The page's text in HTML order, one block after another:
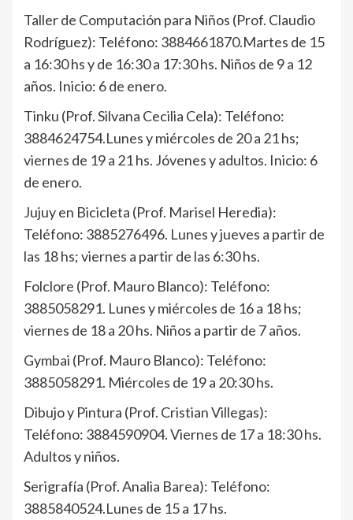
Taller de Computación para Niños (Prof. Claudio
Rodríguez): Teléfono: 3884661870.Martes de 15
a 16:30 hs y de 16:30 a 17:30 hs. Niños de 9 a 12
años. Inicio: 6 de enero.
Tinku (Prof. Silvana Cecilia Cela): Teléfono:
3884624754.Lunes y miércoles de 20 a 21 hs;
viernes de 19 a 21 hs. Jóvenes y adultos. Inicio: 6
de enero.
Jujuy en Bicicleta (Prof. Marisel Heredia):
Teléfono: 3885276496. Lunes y jueves a partir de
las 18 hs; viernes a partir de las 6:30 hs.
Folclore (Prof. Mauro Blanco): Teléfono:
3885058291. Lunes y miércoles de 16 a 18 hs;
viernes de 18 a 20 hs. Niños a partir de 7 años.
Gymbai (Prof. Mauro Blanco): Teléfono:
3885058291. Miércoles de 19 a 20:30 hs.
Dibujo y Pintura (Prof. Cristian Villegas):
Teléfono: 3884590904. Viernes de 17 a 18:30 hs.
Adultos y niños.
Serigrafía (Prof. Analia Barea): Teléfono:
3885840524.Lunes de 15 a 17 hs.